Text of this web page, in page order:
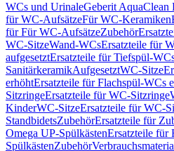
WCs und UrinaleGeberit AquaClean
für WC-AufsätzeFür WC-Keramiken
für Für WC-AufsätzeZubehör
WC-SitzeWand-WCsErsatzteile für
aufgesetztErsatzteile für Tiefspül-
SanitärkeramikAufgesetztWC-Sitze
erhöhtErsatzteile für Flachspül-WCs
SitzringeErsatzteile für WC-Sitzringe
KinderWC-SitzeErsatzteile für WC-
StandbidetsZubehörErsatzteile für
Omega UP-SpülkästenErsatzteile für
SpülkästenZubehör